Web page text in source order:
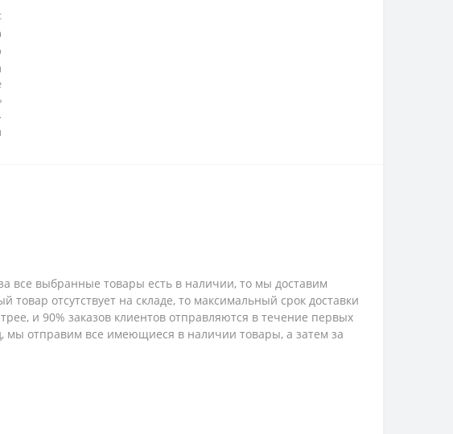
все выбранные товары есть в наличии, то мы доставим
отсутствует на складе, то максимальный срок доставки
и 90% заказов клиентов отправляются в течение первых
мы отправим все имеющиеся в наличии товары, а затем за